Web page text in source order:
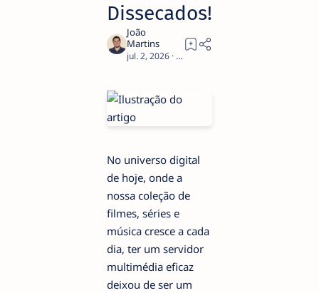
Dissecados!
2
No universo digital
de hoje, onde a
nossa coleção de
filmes, séries e
música cresce a cada
dia, ter um servidor
multimédia eficaz
deixou de ser um